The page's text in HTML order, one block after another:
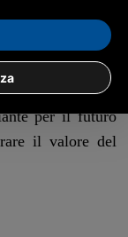
sociale
circoli culturali
come motore di
può dunque
per il futuro
il valore del